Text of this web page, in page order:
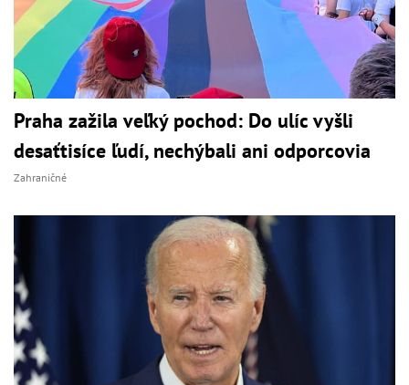
Praha zažila veľký pochod: Do ulíc vyšli
desaťtisíce ľudí, nechýbali ani odporcovia
Zahraničné